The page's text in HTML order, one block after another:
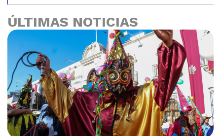
ÚLTIMAS NOTICIAS